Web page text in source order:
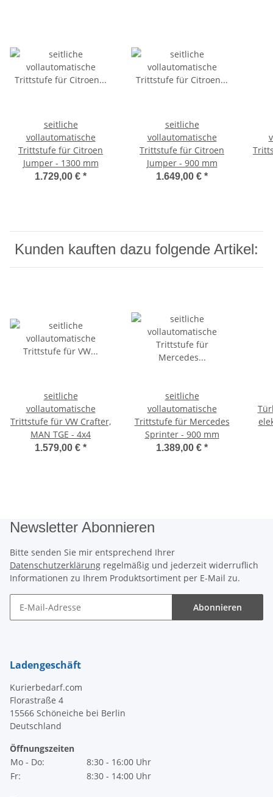
seitliche
vollautomatische
Trittstufe für Citroen
Jumper - 1300 mm
1.729,00 € *
seitliche
vollautomatische
Trittstufe für Citroen
Jumper - 900 mm
1.649,00 € *
Kunden kauften dazu folgende Artikel:
seitliche
vollautomatische
Trittstufe für VW Crafter,
MAN TGE - 4x4
1.579,00 € *
seitliche
vollautomatische
Trittstufe für Mercedes
Sprinter - 900 mm
1.389,00 € *
Newsletter Abonnieren
Bitte senden Sie mir entsprechend Ihrer
Datenschutzerklärung regelmäßig und jederzeit widerruflich
Informationen zu Ihrem Produktsortiment per E-Mail zu.
Abonnieren
Ladengeschäft
Kurierbedarf.com
Florastraße 4
15566 Schöneiche bei Berlin
Deutschland
Öffnungszeiten
Mo - Do:
8:30 - 16:00 Uhr
Fr:
8:30 - 14:00 Uhr